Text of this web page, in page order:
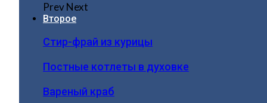
PrevNext
Второе
Стир-фрай из курицы
Постные котлеты в духовке
Вареный краб